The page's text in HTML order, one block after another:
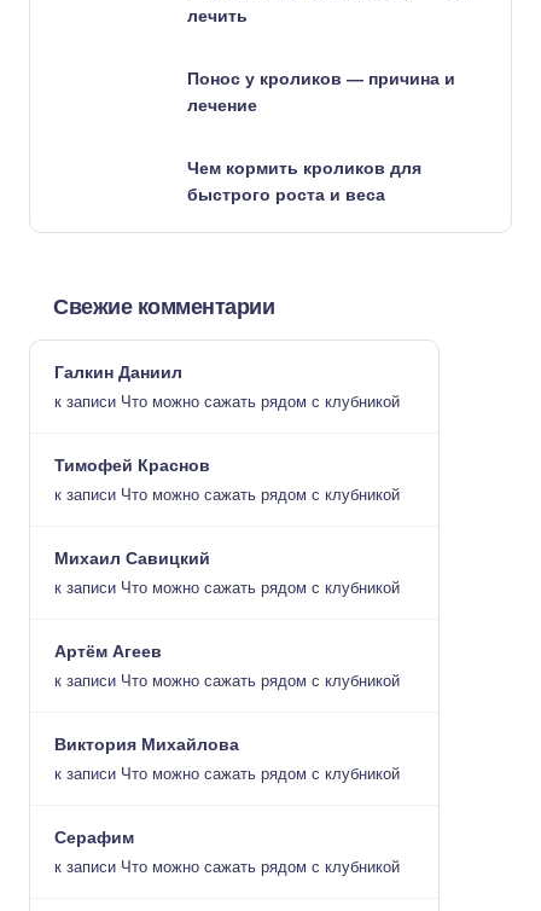
лечить
Понос у кроликов — причина и
лечение
Чем кормить кроликов для
быстрого роста и веса
Свежие комментарии
Галкин Даниил
к записи Что можно сажать рядом с клубникой
Тимофей Краснов
к записи Что можно сажать рядом с клубникой
Михаил Савицкий
к записи Что можно сажать рядом с клубникой
Артём Агеев
к записи Что можно сажать рядом с клубникой
Виктория Михайлова
к записи Что можно сажать рядом с клубникой
Серафим
к записи Что можно сажать рядом с клубникой